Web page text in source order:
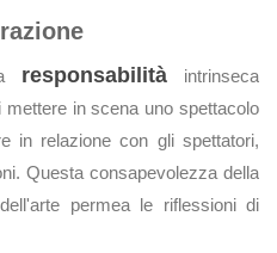
responsabilità intrinseca
in scena uno spettacolo
in relazione con gli spettatori,
Questa consapevolezza della
permea le riflessioni di